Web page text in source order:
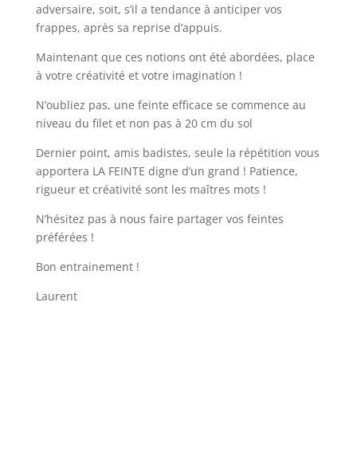
adversaire, soit, s’il a tendance à anticiper vos
frappes, après sa reprise d’appuis.
Maintenant que ces notions ont été abordées, place
à votre créativité et votre imagination !
N’oubliez pas, une feinte efficace se commence au
niveau du filet et non pas à 20 cm du sol
Dernier point, amis badistes, seule la répétition vous
apportera LA FEINTE digne d’un grand ! Patience,
rigueur et créativité sont les maîtres mots !
N’hésitez pas à nous faire partager vos feintes
préférées !
Bon entrainement !
Laurent